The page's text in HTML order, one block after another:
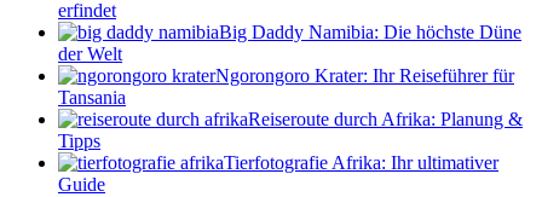
erfindet
Big Daddy Namibia: Die höchste Düne
der Welt
Ngorongoro Krater: Ihr Reiseführer für
Tansania
Reiseroute durch Afrika: Planung &
Tipps
Tierfotografie Afrika: Ihr ultimativer
Guide